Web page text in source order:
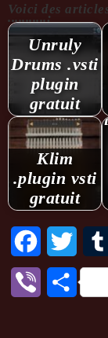
Voici des
...........:
Unruly
Drums .vsti
plugin
gratuit
Klim
.plugin vsti
gratuit
FacebookTwitter
Viber